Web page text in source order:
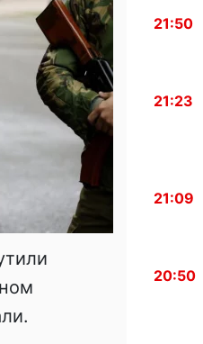
21:50
21:23
21:09
20:50